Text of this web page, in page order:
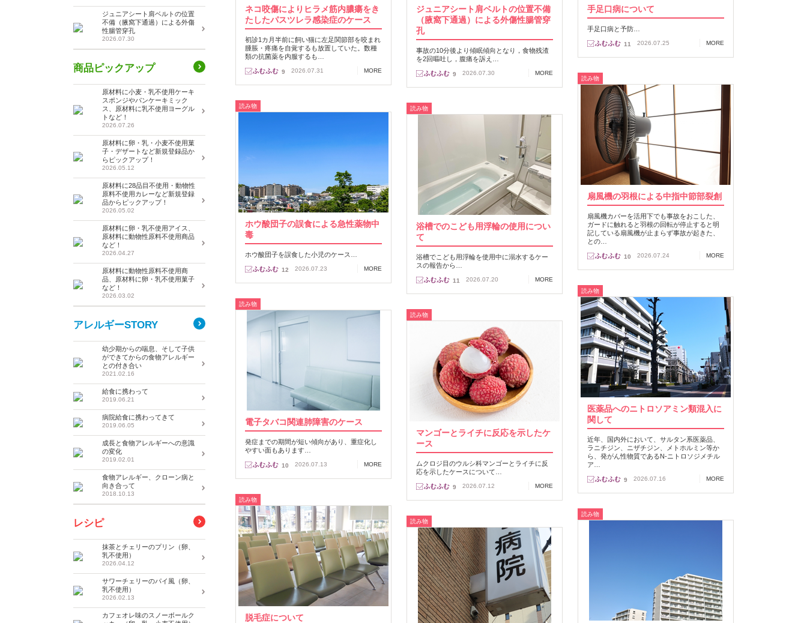
ネコ咬傷によりヒラメ筋内膿瘍をき
たしたパスツレラ感染症のケース
初診1カ月半前に飼い猫に左足関節部を咬まれ
腫脹・疼痛を自覚するも放置していた。数種
類の抗菌薬を内服するも…
9 2026.07.31 MORE
ジュニアシート肩ベルトの位置不備
（腋窩下通過）による外傷性腸管穿
孔
事故の10分後より傾眠傾向となり，食物残渣
を2回嘔吐し，腹痛を訴え…
9 2026.07.30 MORE
手足口病について
手足口病と予防…
11 2026.07.25 MORE
読み物
扇風機の羽根による中指中節部裂創
扇風機カバーを活用下でも事故をおこした、
ガードに触れると羽根の回転が停止すると明
記している扇風機が止まらず事故が起きた、
との…
10 2026.07.24 MORE
読み物
ホウ酸団子の誤食による急性薬物中
毒
ホウ酸団子を誤食した小児のケース…
12 2026.07.23 MORE
読み物
浴槽でのこども用浮輪の使用につい
て
浴槽でこども用浮輪を使用中に溺水するケー
スの報告から…
11 2026.07.20
MORE
読み物
医薬品へのニトロソアミン類混入に
関して
近年、国内外において、サルタン系医薬品、
ラニチジン、ニザチジン、メトホルミン等か
ら、発がん性物質であるN‐ニトロソジメチル
ア…
9 2026.07.16 MORE
読み物
電子タバコ関連肺障害のケース
発症までの期間が短い傾向があり、重症化し
やすい面もあります…
10 2026.07.13 MORE
読み物
マンゴーとライチに反応を示したケ
ース
ムクロジ目のウルシ科マンゴーとライチに反
応を示したケースについて…
9 2026.07.12 MORE
読み物
脱毛症について
読み物
読み物
ジュニアシート肩ベルトの位置
不備（腋窩下通過）による外傷
性腸管穿孔
2026.07.30
商品ピックアップ
原材料に小麦・乳不使用ケーキ
スポンジやパンケーキミック
ス、原材料に乳不使用ヨーグル
トなど！
2026.07.26
原材料に卵・乳・小麦不使用菓
子・デザートなど新規登録品か
らピックアップ！
2026.05.12
原材料に28品目不使用・動物性
原料不使用カレーなど新規登録
品からピックアップ！
2026.05.02
原材料に卵・乳不使用アイス、
原材料に動物性原料不使用商品
など！
2026.04.27
原材料に動物性原料不使用商
品、原材料に卵・乳不使用菓子
など！
2026.03.02
アレルギーSTORY
幼少期からの喘息、そして子供
ができてからの食物アレルギー
との付き合い
2021.02.16
給食に携わって
2019.06.21
病院給食に携わってきて
2019.06.05
成長と食物アレルギーへの意識
の変化
2019.02.01
食物アレルギー、クローン病と
向き合って
2018.10.13
レシピ
抹茶とチェリーのプリン（卵、
乳不使用）
2026.04.12
サワーチェリーのパイ風（卵、
乳不使用）
2026.02.13
カフェオレ味のスノーボールク